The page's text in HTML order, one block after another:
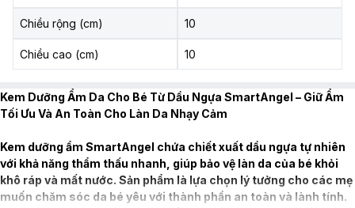
Kem Dưỡng Ẩm Da Cho Bé Từ Dầu Ngựa SmartAngel – Giữ Ẩm
Tối Ưu Và An Toàn Cho Làn Da Nhạy Cảm
Kem dưỡng ẩm SmartAngel chứa chiết xuất dầu ngựa tự nhiên
với khả năng thẩm thấu nhanh, giúp bảo vệ làn da của bé khỏi
khô ráp và mất nước. Sản phẩm là lựa chọn lý tưởng cho các mẹ
muốn chăm sóc da bé yêu với thành phần an toàn và lành tính.
Chiều rộng (cm) 10
Chiều cao (cm) 10